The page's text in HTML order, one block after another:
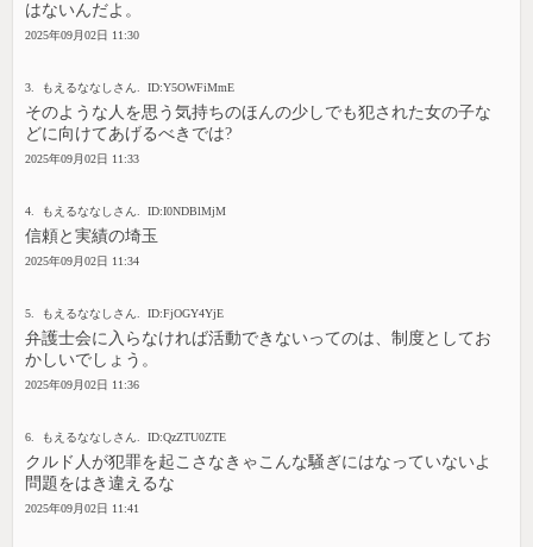
はないんだよ。
2025年09月02日 11:30
3. もえるななしさん. ID:Y5OWFiMmE
そのような人を思う気持ちのほんの少しでも犯された女の子な
どに向けてあげるべきでは?
2025年09月02日 11:33
4. もえるななしさん. ID:I0NDBlMjM
信頼と実績の埼玉
2025年09月02日 11:34
5. もえるななしさん. ID:FjOGY4YjE
弁護士会に入らなければ活動できないってのは、制度としてお
かしいでしょう。
2025年09月02日 11:36
6. もえるななしさん. ID:QzZTU0ZTE
クルド人が犯罪を起こさなきゃこんな騒ぎにはなっていないよ
問題をはき違えるな
2025年09月02日 11:41